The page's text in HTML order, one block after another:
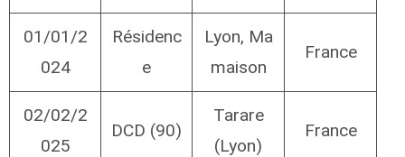
01/01/2
024
Résidenc
e
Lyon, Ma
maison
France
02/02/2
025
DCD (90)
Tarare
(Lyon)
France